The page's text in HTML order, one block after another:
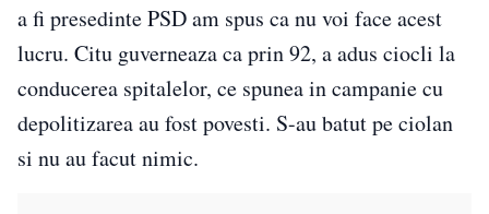
a fi presedinte PSD am spus ca nu voi face acest
lucru. Citu guverneaza ca prin 92, a adus ciocli la
conducerea spitalelor, ce spunea in campanie cu
depolitizarea au fost povesti. S-au batut pe ciolan
si nu au facut nimic.